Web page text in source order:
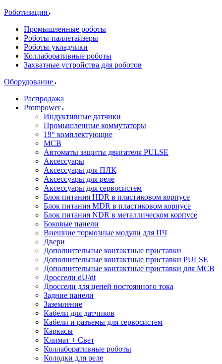
Роботизация
Промышленные роботы
Роботы-паллетайзеры
Роботы-укладчики
Коллаборативные роботы
Захватные устройства для роботов
Оборудование
Распродажа
Prompower
Индуктивные датчики
Промышленные коммутаторы
19“ комплектующие
MCB
Автоматы защиты двигателя PULSE
Аксессуары
Аксессуары для ПЛК
Аксессуары для реле
Аксессуары для сервосистем
Блок питания HDR в пластиковом корпусе
Блок питания MDR в пластиковом корпусе
Блок питания NDR в металлическом корпусе
Боковые панели
Внешние тормозные модули для ПЧ
Двери
Дополнительные контактные приставки
Дополнительные контактные приставки PULSE
Дополнительные контактные приставки для MCB
Дроссели dU/dt
Дроссели для цепей постоянного тока
Задние панели
Заземление
Кабели для датчиков
Кабели и разъемы для сервосистем
Каркасы
Климат + Свет
Коллаборативные роботы
Колодки для реле